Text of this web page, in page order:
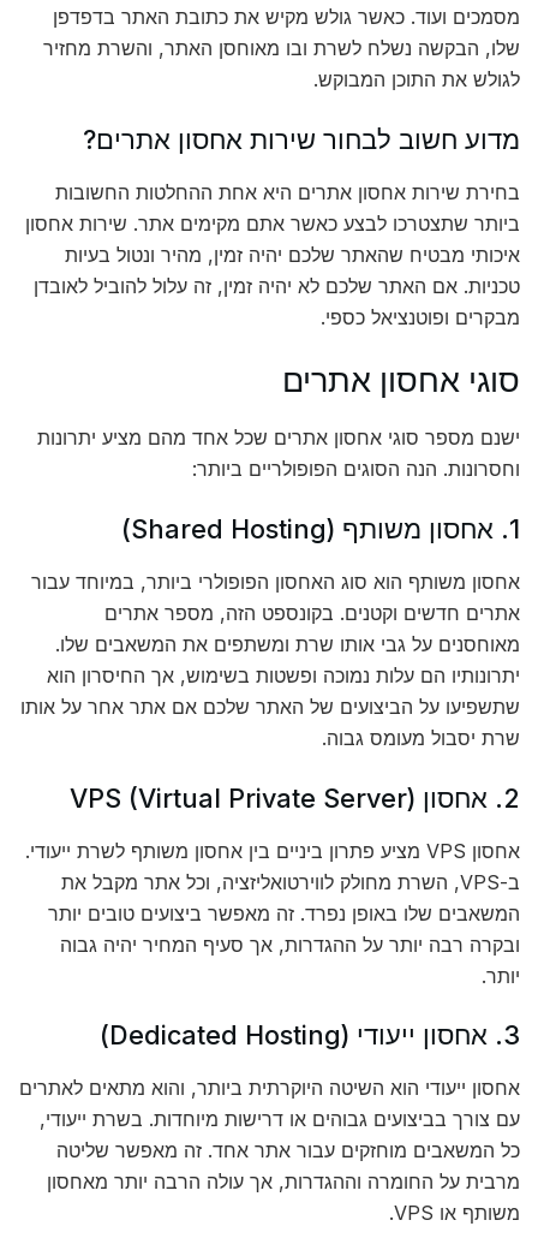
מסמכים ועוד. כאשר גולש מקיש את כתובת האתר בדפדפן
שלו, הבקשה נשלח לשרת ובו מאוחסן האתר, והשרת מחזיר
לגולש את התוכן המבוקש.
מדוע חשוב לבחור שירות אחסון אתרים?
בחירת שירות אחסון אתרים היא אחת ההחלטות החשובות
ביותר שתצטרכו לבצע כאשר אתם מקימים אתר. שירות אחסון
איכותי מבטיח שהאתר שלכם יהיה זמין, מהיר ונטול בעיות
טכניות. אם האתר שלכם לא יהיה זמין, זה עלול להוביל לאובדן
מבקרים ופוטנציאל כספי.
סוגי אחסון אתרים
ישנם מספר סוגי אחסון אתרים שכל אחד מהם מציע יתרונות
וחסרונות. הנה הסוגים הפופולריים ביותר:
1. אחסון משותף (Shared Hosting)
אחסון משותף הוא סוג האחסון הפופולרי ביותר, במיוחד עבור
אתרים חדשים וקטנים. בקונספט הזה, מספר אתרים
מאוחסנים על גבי אותו שרת ומשתפים את המשאבים שלו.
יתרונותיו הם עלות נמוכה ופשטות בשימוש, אך החיסרון הוא
שתשפיעו על הביצועים של האתר שלכם אם אתר אחר על אותו
שרת יסבול מעומס גבוה.
2. אחסון VPS (Virtual Private Server)
אחסון VPS מציע פתרון ביניים בין אחסון משותף לשרת ייעודי.
ב-VPS, השרת מחולק לווירטואליזציה, וכל אתר מקבל את
המשאבים שלו באופן נפרד. זה מאפשר ביצועים טובים יותר
ובקרה רבה יותר על ההגדרות, אך סעיף המחיר יהיה גבוה
יותר.
3. אחסון ייעודי (Dedicated Hosting)
אחסון ייעודי הוא השיטה היוקרתית ביותר, והוא מתאים לאתרים
עם צורך בביצועים גבוהים או דרישות מיוחדות. בשרת ייעודי,
כל המשאבים מוחזקים עבור אתר אחד. זה מאפשר שליטה
מרבית על החומרה וההגדרות, אך עולה הרבה יותר מאחסון
משותף או VPS.